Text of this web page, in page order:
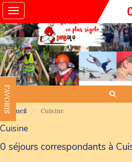
Toggle
navigation
FAVORIS
Accueil Cuisine
Cuisine
0 séjours correspondants à